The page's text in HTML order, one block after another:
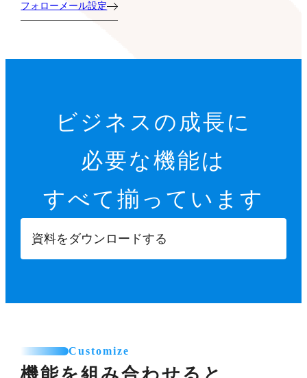
フォローメール設定
ビジネスの成長に
必要な機能は
すべて揃っています
資料をダウンロードする
Customize
機能を組み合わせると